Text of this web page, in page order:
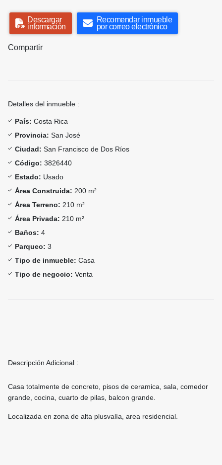
Descargar
información
Recomendar inmueble
por correo electrónico
Compartir
Detalles del inmueble :
País: Costa Rica
Provincia: San José
Ciudad: San Francisco de Dos Ríos
Código: 3826440
Estado: Usado
Área Construida: 200 m²
Área Terreno: 210 m²
Área Privada: 210 m²
Baños: 4
Parqueo: 3
Tipo de inmueble: Casa
Tipo de negocio: Venta
Descripción Adicional :
Casa totalmente de concreto, pisos de ceramica, sala, comedor
grande, cocina, cuarto de pilas, balcon grande.
Localizada en zona de alta plusvalía, area residencial.